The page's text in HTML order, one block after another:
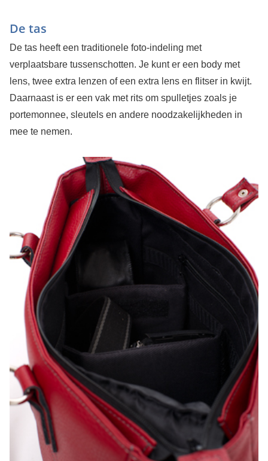
De tas
De tas heeft een traditionele foto-indeling met
verplaatsbare tussenschotten. Je kunt er een body met
lens, twee extra lenzen of een extra lens en flitser in kwijt.
Daarnaast is er een vak met rits om spulletjes zoals je
portemonnee, sleutels en andere noodzakelijkheden in
mee te nemen.